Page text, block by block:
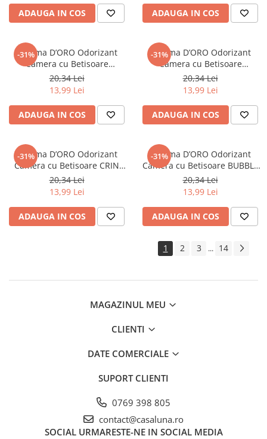
ADAUGA IN COS ADAUGA IN COS
-31%
Gamma D’ORO Odorizant
Camera cu Betisoare
BLACKBERRY 120 ml
20,34 Lei
13,99 Lei
ADAUGA IN COS
-31%
Gamma D’ORO Odorizant
Camera cu Betisoare
CAPSUNA 120 ml
20,34 Lei
13,99 Lei
ADAUGA IN COS
-31%
Gamma D’ORO Odorizant
Camera cu Betisoare CRIN
ALB 120 ml
20,34 Lei
13,99 Lei
ADAUGA IN COS
-31%
Gamma D’ORO Odorizant
Camera cu Betisoare BUBBLE
GUM 120 ml
20,34 Lei
13,99 Lei
ADAUGA IN COS
1 2 3 ... 14
MAGAZINUL MEU
CLIENTI
DATE COMERCIALE
SUPORT CLIENTI
0769 398 805
contact@casaluna.ro
SOCIAL URMARESTE-NE IN SOCIAL MEDIA